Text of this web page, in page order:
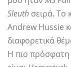
Sleuth σειρά. Το
Andrew Hussie
διαφορετικά
Η πιο πρόσφατη